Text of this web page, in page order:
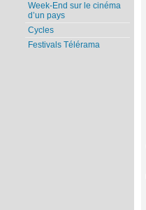
Week-End sur le cinéma
d’un pays
Cycles
Festivals Télérama